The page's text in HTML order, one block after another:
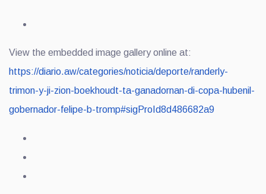
View the embedded image gallery online at:
https://diario.aw/categories/noticia/deporte/randerly-
trimon-y-ji-zion-boekhoudt-ta-ganadornan-di-copa-hubenil-
gobernador-felipe-b-tromp#sigProId8d486682a9